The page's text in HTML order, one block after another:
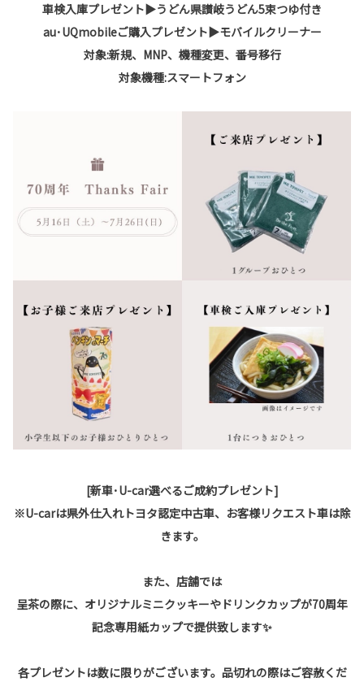
車検入庫プレゼント▶︎うどん県讃岐うどん5束つゆ付き
au･UQmobileご購入プレゼント▶︎モバイルクリーナー
対象:新規、MNP、機種変更、番号移行
対象機種:スマートフォン
[新車･U-car選べるご成約プレゼント]
※U-carは県外仕入れトヨタ認定中古車、お客様リクエスト車は除
きます。
また、店舗では
呈茶の際に、オリジナルミニクッキーやドリンクカップが70周年
記念専用紙カップで提供致します✨
各プレゼントは数に限りがございます。品切れの際はご容赦くだ